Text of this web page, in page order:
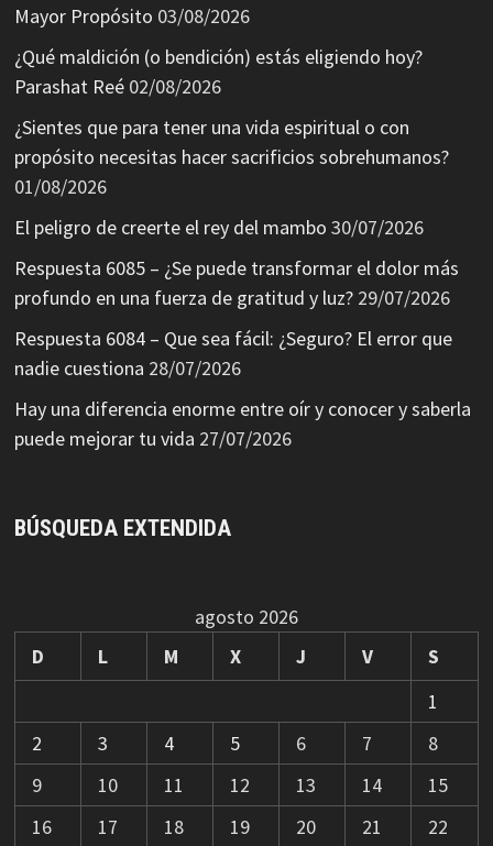
Mayor Propósito 03/08/2026
¿Qué maldición (o bendición) estás eligiendo hoy?
Parashat Reé 02/08/2026
¿Sientes que para tener una vida espiritual o con
propósito necesitas hacer sacrificios sobrehumanos?
01/08/2026
El peligro de creerte el rey del mambo 30/07/2026
Respuesta 6085 – ¿Se puede transformar el dolor más
profundo en una fuerza de gratitud y luz? 29/07/2026
Respuesta 6084 – Que sea fácil: ¿Seguro? El error que
nadie cuestiona 28/07/2026
Hay una diferencia enorme entre oír y conocer y saberla
puede mejorar tu vida 27/07/2026
BÚSQUEDA EXTENDIDA
agosto 2026
D
L M X J V
S
1
2
3 4 5 6 7
8
9
10 11 12 13 14
15
16
17 18 19 20 21
22